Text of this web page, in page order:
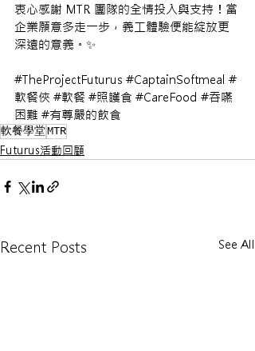
衷心感謝 MTR 團隊的全情投入與支持！當
企業願意多走一步，義工體驗便能綻放更
深遠的意義。✨
#TheProjectFuturus #CaptainSoftmeal #
軟餐俠 #軟餐 #照護食 #CareFood #吞嚥
困難 #有尊嚴的飲食
軟餐學堂MTR
Futurus活動回顧
Recent Posts See All